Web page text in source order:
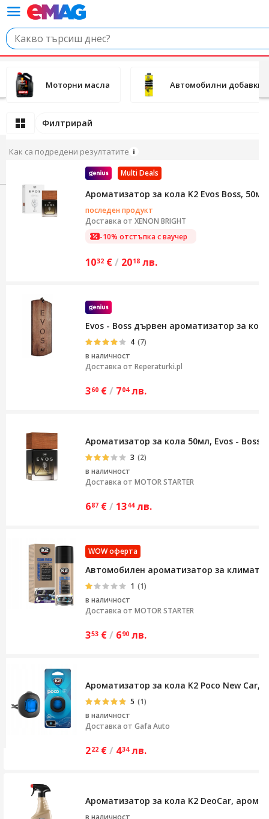
Моторни масла Автомобилни добавки
Филтрирай
Как са подредени резултатите
Multi Deals
Ароматизатор за кола K2 Evos Boss, 50мл
последен продукт
Доставка от XENON BRIGHT
-10% отстъпка с ваучер
1032 €/ 2018 лв.
Evos - Boss дървен ароматизатор за кола
4 (7)
в наличност
Доставка от Reperaturki.pl
360 €/ 704 лв.
Ароматизатор за кола 50мл, Evos - Boss
3 (2)
в наличност
Доставка от MOTOR STARTER
687 €/ 1344 лв.
WOW оферта
Автомобилен ароматизатор за
1 (1)
в наличност
Доставка от MOTOR STARTER
353 €/ 690 лв.
Ароматизатор за кола K2 Poco New
5 (1)
в наличност
Доставка от Gafa Auto
222 €/ 434 лв.
Ароматизатор за кола K2 DeoCar,